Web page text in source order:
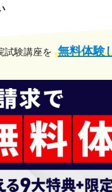
試験講座を 無料体験